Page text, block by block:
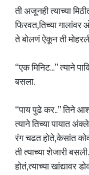
ती अजूनही त्याच्या
फिरवत,तिच्या
ते बोलणं ऐकून ती
“एक मिनिट...” त्याने
बसला.
“पाय पुढे कर..” तिने
त्याने तिच्या पायात
रंग चढत होते,केसांत
ती त्याच्या शेजारी
होतं,त्याच्या